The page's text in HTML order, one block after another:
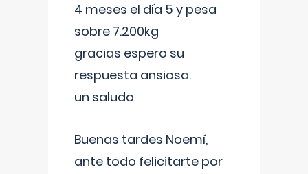
4 meses el día 5 y pesa
sobre 7.200kg
gracias espero su
respuesta ansiosa.
un saludo
Buenas tardes Noemí,
ante todo felicitarte por